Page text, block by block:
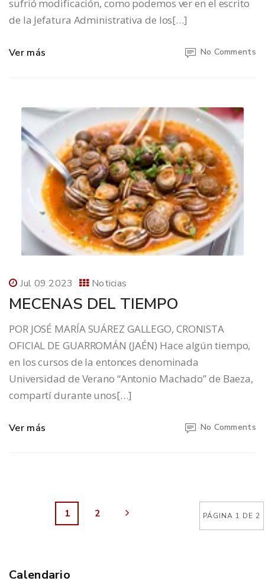
sufrió modificación, como podemos ver en el escrito
de la Jefatura Administrativa de los[…]
Ver más No Comments
Jul 09 2023 Noticias
MECENAS DEL TIEMPO
POR JOSÉ MARÍA SUÁREZ GALLEGO, CRONISTA
OFICIAL DE GUARROMÁN (JAÉN) Hace algún tiempo,
en los cursos de la entonces denominada
Universidad de Verano “Antonio Machado” de Baeza,
compartí durante unos[…]
Ver más No Comments
PÁGINA 1 DE 2
1 2
Calendario